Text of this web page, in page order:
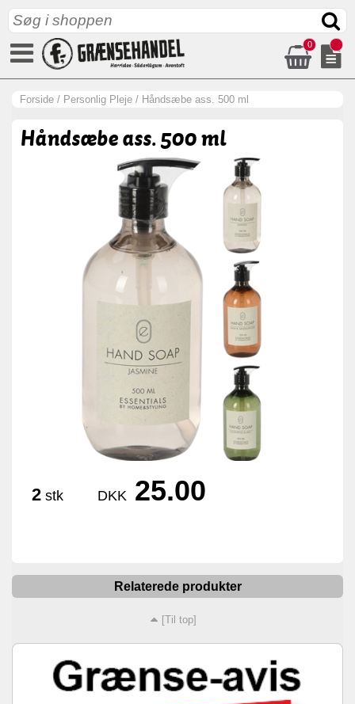
0
Forside / Personlig Pleje / Håndsæbe ass. 500 ml
Håndsæbe ass. 500 ml
2 stk DKK 25.00
Relaterede produkter
[Til top]